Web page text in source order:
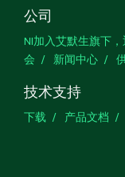
公司
NI加入艾默生旗下
会
新闻中心
技术支持
下载 产品文档